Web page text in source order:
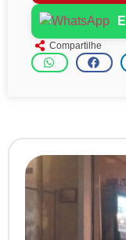
Compartilhe